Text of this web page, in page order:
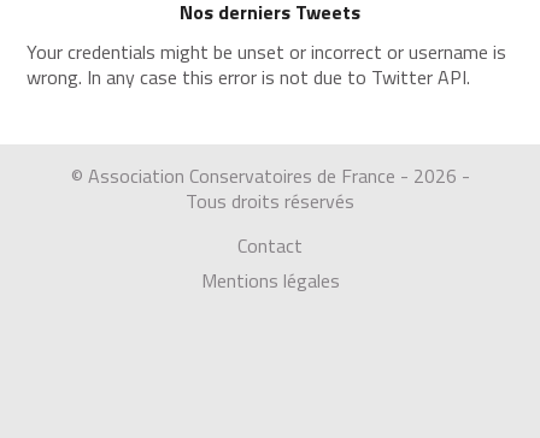
Nos derniers Tweets
Your credentials might be unset or incorrect or username is
wrong. In any case this error is not due to Twitter API.
© Association Conservatoires de France - 2026 -
Tous droits réservés
Contact
Mentions légales